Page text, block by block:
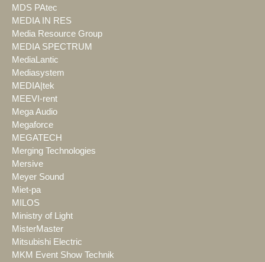
MDS PAtec
MEDIA IN RES
Media Resource Group
MEDIA SPECTRUM
MediaLantic
Mediasystem
MEDIA|tek
MEEVI-rent
Mega Audio
Megaforce
MEGATECH
Merging Technologies
Mersive
Meyer Sound
Miet-pa
MILOS
Ministry of Light
MisterMaster
Mitsubishi Electric
MKM Event Show Technik